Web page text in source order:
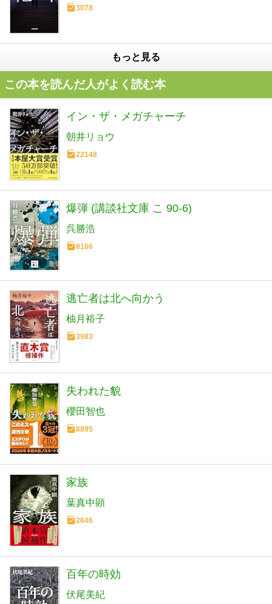
3078
もっと見る
この本を読んだ人がよく読む本
イン・ザ・メガチャーチ
朝井リョウ
22148
爆弾 (講談社文庫 こ 90-6)
呉勝浩
8166
逃亡者は北へ向かう
柚月裕子
3983
失われた貌
櫻田智也
8895
家族
葉真中顕
2646
百年の時効
伏尾美紀